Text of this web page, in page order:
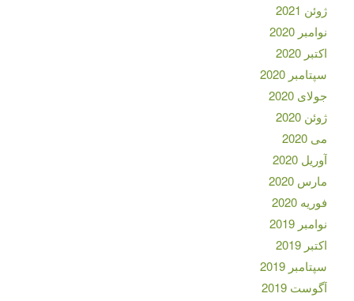
ژوئن 2021
نوامبر 2020
اکتبر 2020
سپتامبر 2020
جولای 2020
ژوئن 2020
می 2020
آوریل 2020
مارس 2020
فوریه 2020
نوامبر 2019
اکتبر 2019
سپتامبر 2019
آگوست 2019